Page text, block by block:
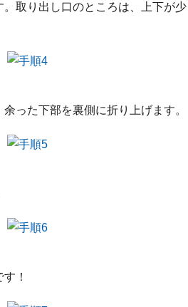
取り出し口のところは、上下が
った下部を裏側に折り上げます。
！